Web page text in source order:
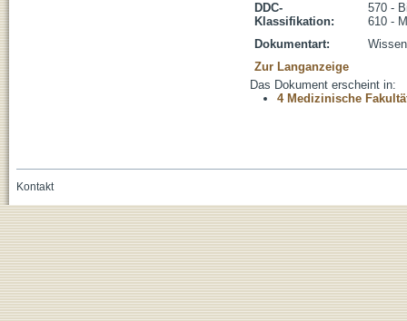
DDC-
Klassifikation:
570 -
610 -
Dokumentart:
Zur Langanzeige
Das Dokument erscheint in:
4 Medizinische
Kontakt